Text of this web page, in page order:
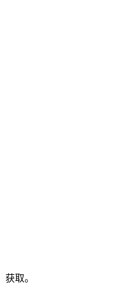
获取。